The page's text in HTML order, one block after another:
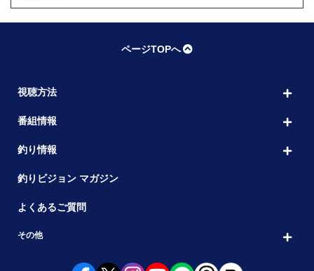
ページTOPへ
視聴方法
番組情報
釣り情報
釣りビジョン マガジン
よくあるご質問
その他